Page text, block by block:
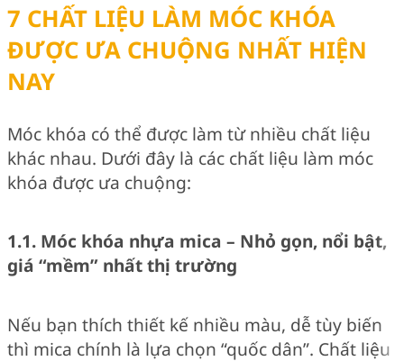
7 CHẤT LIỆU LÀM MÓC KHÓA
ĐƯỢC ƯA CHUỘNG NHẤT HIỆN
NAY
Móc khóa có thể được làm từ nhiều chất liệu
khác nhau. Dưới đây là các chất liệu làm móc
khóa được ưa chuộng:
1.1. Móc khóa nhựa mica – Nhỏ gọn, nổi bật,
giá “mềm” nhất thị trường
Nếu bạn thích thiết kế nhiều màu, dễ tùy biến
thì mica chính là lựa chọn “quốc dân”. Chất liệu